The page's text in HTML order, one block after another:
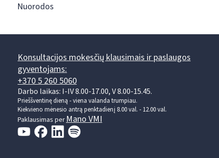
Nuorodos
Konsultacijos mokesčių klausimais ir paslaugos
gyventojams:
+370 5 260 5060
Darbo laikas: I-IV 8.00-17.00, V 8.00-15.45.
Prieššventinę dieną - viena valanda trumpiau.
Kiekvieno mėnesio antrą penktadienį 8.00 val. - 12.00 val.
Paklausimas perMano VMI